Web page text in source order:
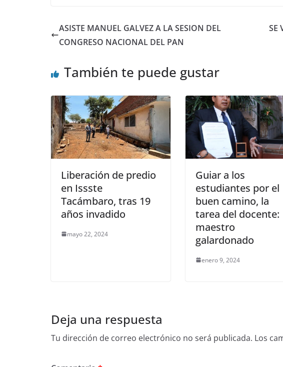
ASISTE MANUEL GALVEZ A LA SESION DEL
CONGRESO NACIONAL DEL PAN
SE
También te puede gustar
Liberación de predio
en Issste
Tacámbaro, tras 19
años invadido
mayo 22, 2024
Guiar a los
estudiantes por el
buen camino, la
tarea del docente:
maestro
galardonado
enero 9, 2024
Deja una respuesta
Tu dirección de correo electrónico no será publicada. Los